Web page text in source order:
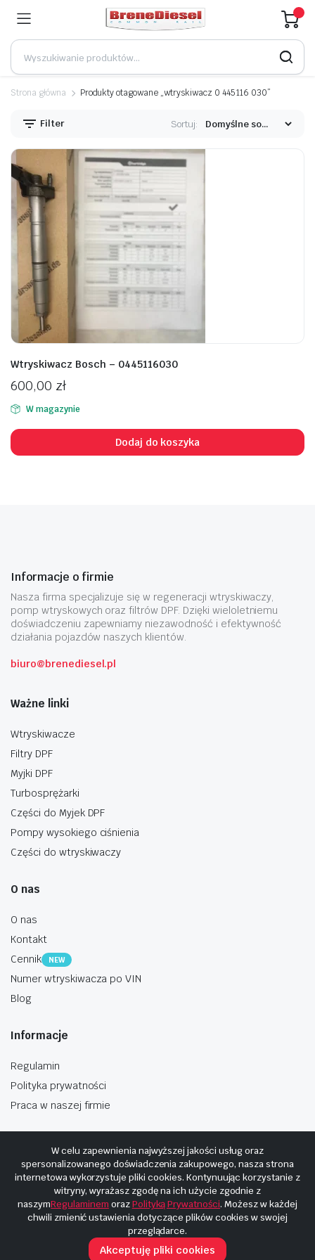
Strona główna Produkty otagowane „wtryskiwacz 0 445 116 030”
Filter Sortuj:
Wtryskiwacz Bosch – 0445116030
600,00 zł
W magazynie
Dodaj do koszyka
Informacje o firmie
Nasza firma specjalizuje się w regeneracji wtryskiwaczy,
pomp wtryskowych oraz filtrów DPF. Dzięki wieloletniemu
doświadczeniu zapewniamy niezawodność i efektywność
działania pojazdów naszych klientów.
biuro@brenediesel.pl
Ważne linki
Wtryskiwacze
Filtry DPF
Myjki DPF
Turbosprężarki
Części do Myjek DPF
Pompy wysokiego ciśnienia
Części do wtryskiwaczy
O nas
O nas
Kontakt
Cennik
NEW
Numer wtryskiwacza po VIN
Blog
Informacje
Regulamin
Polityka prywatności
Praca w naszej firmie
Copyright © 2025 Hosting i budowa Cyberplaneta.pl
W celu zapewnienia najwyższej jakości usług oraz
spersonalizowanego doświadczenia zakupowego, nasza strona
internetowa wykorzystuje pliki cookies. Kontynuując korzystanie z
witryny, wyrażasz zgodę na ich użycie zgodnie z
naszymRegulaminem orazPolityką Prywatności. Możesz w każdej
chwili zmienić ustawienia dotyczące plików cookies w swojej
przeglądarce.
Akceptuję pliki cookies